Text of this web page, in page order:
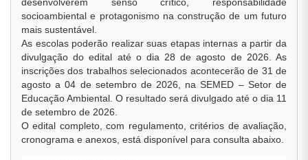
socioambiental e protagonismo na construção de um futuro
mais sustentável.
As escolas poderão realizar suas etapas internas a partir da
divulgação do edital até o dia 28 de agosto de 2026. As
inscrições dos trabalhos selecionados acontecerão de 31 de
agosto a 04 de setembro de 2026, na SEMED – Setor de
Educação Ambiental. O resultado será divulgado até o dia 11
de setembro de 2026.
O edital completo, com regulamento, critérios de avaliação,
cronograma e anexos, está disponível para consulta abaixo.